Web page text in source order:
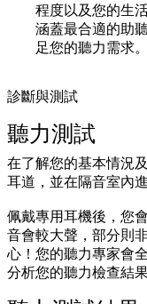
程度以及您的生
涵蓋最合適的助
足您的聽力需求。
診斷與測試
聽力測試
在了解您的基本情況
耳道，並在隔音室內
佩戴專用耳機後，您
音會較大聲，部分則
心！您的聽力專家會
分析您的聽力檢查結